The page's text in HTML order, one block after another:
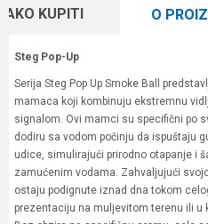
KUPITI O
Steg Pop-Up
Serija Steg Pop Up Smoke Ball
mamaca koji kombinuju ekstremnu
signalom. Ovi mamci su specifični po
dodiru sa vodom počinju da ispuštaju
udice, simulirajući prirodno otapanje i
zamućenim vodama. Zahvaljujući
ostaju podignute iznad dna tokom
prezentaciju na muljevitom terenu ili u